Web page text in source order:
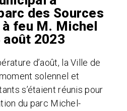
des Sources
à feu M. Michel
2023
d’août, la Ville de
solennel et
s’étaient réunis pour
du parc Michel-